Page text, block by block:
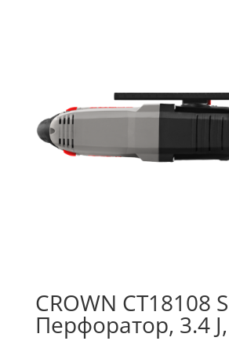
CROWN CT18108
Перфоратор, 3.4